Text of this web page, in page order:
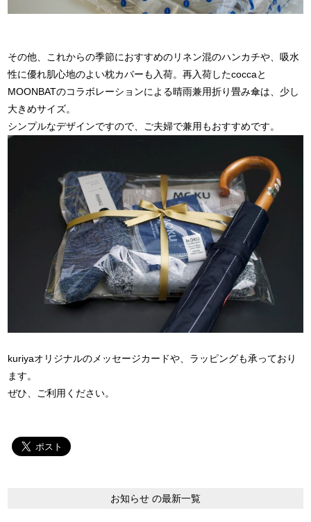
その他、これからの季節におすすめのリネン混のハンカチや、吸水
性に優れ肌心地のよい枕カバーも入荷。再入荷したcoccaと
MOONBATのコラボレーションによる晴雨兼用折り畳み傘は、少し
大きめサイズ。
シンプルなデザインですので、ご夫婦で兼用もおすすめです。
kuriyaオリジナルのメッセージカードや、ラッピングも承っており
ます。
ぜひ、ご利用ください。
お知らせ の最新一覧